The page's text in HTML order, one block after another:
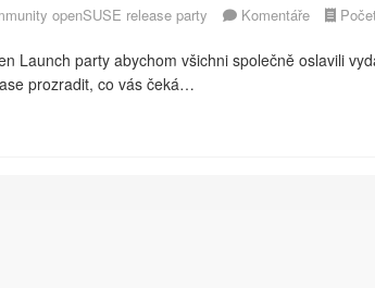
openSUSE release party Komentáře
Launch party abychom všichni společně oslavili
prozradit, co vás čeká…